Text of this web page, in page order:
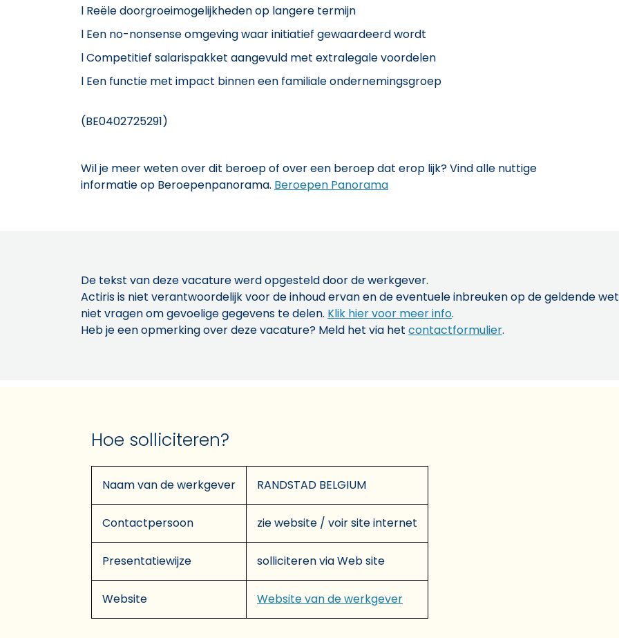
l Reële doorgroeimogelijkheden op langere termijn
l Een no-nonsense omgeving waar initiatief gewaardeerd wordt
l Competitief salarispakket aangevuld met extralegale voordelen
l Een functie met impact binnen een familiale ondernemingsgroep
(BE0402725291)
Wil je meer weten over dit beroep of over een beroep dat erop lijk? Vind alle nuttige
informatie op Beroepenpanorama. Beroepen Panorama
De tekst van deze vacature werd opgesteld door de werkgever.
Actiris is niet verantwoordelijk voor de inhoud ervan en de eventuele inbreuken op de geldende
niet vragen om gevoelige gegevens te delen. Klik hier voor meer info.
Heb je een opmerking over deze vacature? Meld het via het contactformulier.
Hoe solliciteren?
Naam van de werkgever RANDSTAD BELGIUM
Contactpersoon zie website / voir site internet
Presentatiewijze solliciteren via Web site
Website Website van de werkgever